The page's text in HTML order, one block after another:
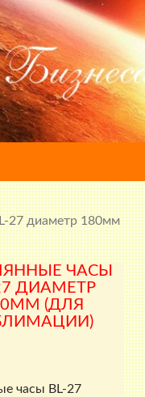
27 диаметр 180мм
ЧАСЫ
ДИАМЕТР
(ДЛЯ
часы BL-27